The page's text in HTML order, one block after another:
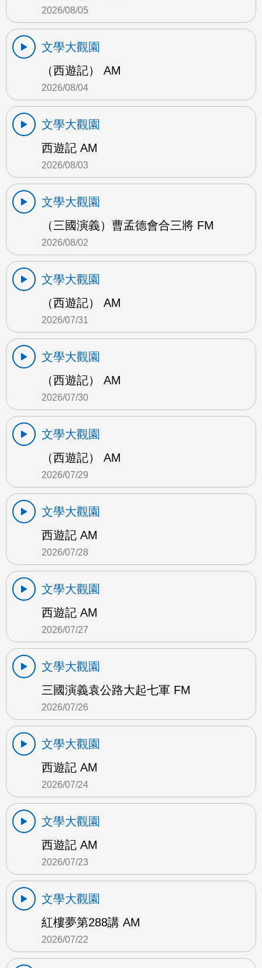
2026/08/05
文學大觀園
（西遊記） AM
2026/08/04
文學大觀園
西遊記 AM
2026/08/03
文學大觀園
（三國演義）曹孟德會合三將 FM
2026/08/02
文學大觀園
（西遊記） AM
2026/07/31
文學大觀園
（西遊記） AM
2026/07/30
文學大觀園
（西遊記） AM
2026/07/29
文學大觀園
西遊記 AM
2026/07/28
文學大觀園
西遊記 AM
2026/07/27
文學大觀園
三國演義袁公路大起七軍 FM
2026/07/26
文學大觀園
西遊記 AM
2026/07/24
文學大觀園
西遊記 AM
2026/07/23
文學大觀園
紅樓夢第288講 AM
2026/07/22